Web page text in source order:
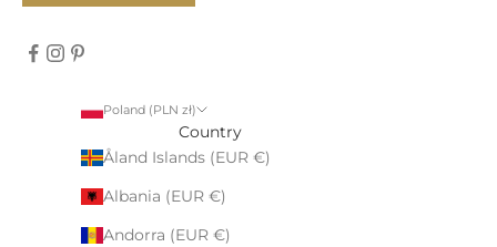
Poland (PLN zł)
Country
Åland Islands (EUR €)
Albania (EUR €)
Andorra (EUR €)